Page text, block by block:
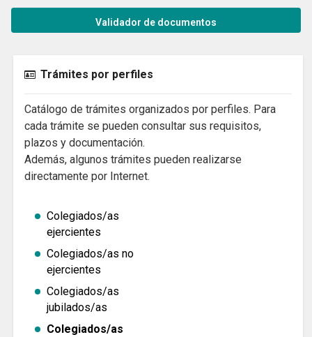
Validador de documentos
Trámites por perfiles
Catálogo de trámites organizados por perfiles. Para
cada trámite se pueden consultar sus requisitos,
plazos y documentación.
Además, algunos trámites pueden realizarse
directamente por Internet.
Colegiados/as
ejercientes
Colegiados/as no
ejercientes
Colegiados/as
jubilados/as
Colegiados/as